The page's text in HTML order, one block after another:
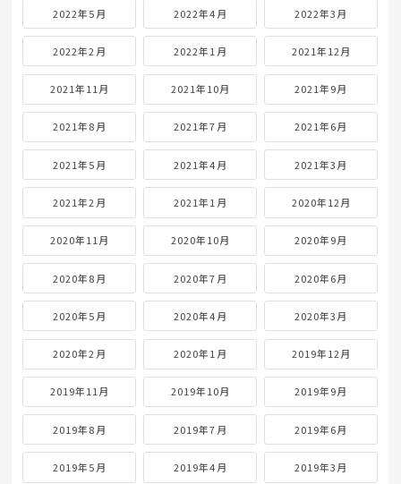
2022年5月 2022年4月 2022年3月
2022年2月 2022年1月 2021年12月
2021年11月 2021年10月 2021年9月
2021年8月 2021年7月 2021年6月
2021年5月 2021年4月 2021年3月
2021年2月 2021年1月 2020年12月
2020年11月 2020年10月 2020年9月
2020年8月 2020年7月 2020年6月
2020年5月 2020年4月 2020年3月
2020年2月 2020年1月 2019年12月
2019年11月 2019年10月 2019年9月
2019年8月 2019年7月 2019年6月
2019年5月 2019年4月 2019年3月